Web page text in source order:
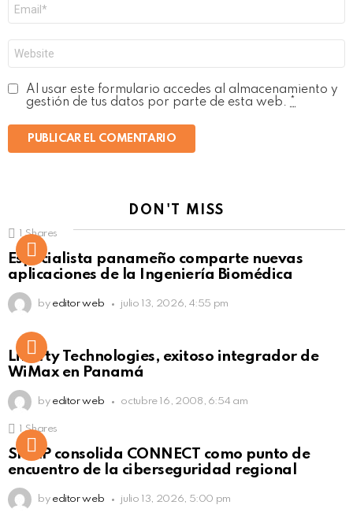
electrónico
*
Al usar este formulario accedes al almacenamiento y
gestión de tus datos por parte de esta web.
DON'T MISS
Click to view this post
Shares
Especialista panameño comparte nuevas
aplicaciones de la Ingeniería Biomédica
by editor web julio 13, 2026, 4:55 pm
Liberty Technologies, exitoso integrador de
WiMax en Panamá
by editor web octubre 16, 2008, 6:54 am
Click to view this post
Shares
SISAP consolida CONNECT como punto de
encuentro de la ciberseguridad regional
by editor web julio 13, 2026, 5:00 pm